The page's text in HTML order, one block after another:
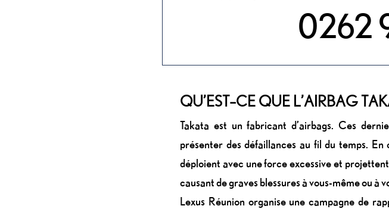
0262
QU’EST–CE QUE L’AIRBAG
Takata est un fabricant d’airbags. Ces
présenter des défaillances au fil du temps.
déploient avec une force excessive et
causant de graves blessures à vous-même ou à
Lexus Réunion organise une campagne de